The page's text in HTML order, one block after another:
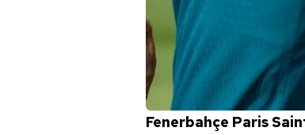
Fenerbahçe Paris